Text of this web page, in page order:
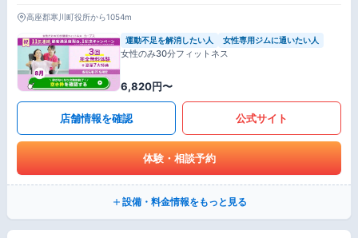
高座郡寒川町役所から1054m
運動不足を解消したい人 女性専用ジムに通いたい人
女性のみ30分フィットネス
6,820円〜
店舗情報を確認 公式サイト
体験・相談予約
設備・料金情報をもっと見る